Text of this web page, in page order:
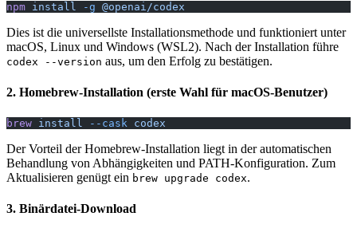
npm install -g @openai/codex
Dies ist die universellste Installationsmethode und funktioniert unter
macOS, Linux und Windows (WSL2). Nach der Installation führe
codex --version aus, um den Erfolg zu bestätigen.
2. Homebrew-Installation (erste Wahl für macOS-Benutzer)
brew install --cask codex
Der Vorteil der Homebrew-Installation liegt in der automatischen
Behandlung von Abhängigkeiten und PATH-Konfiguration. Zum
Aktualisieren genügt ein brew upgrade codex.
3. Binärdatei-Download